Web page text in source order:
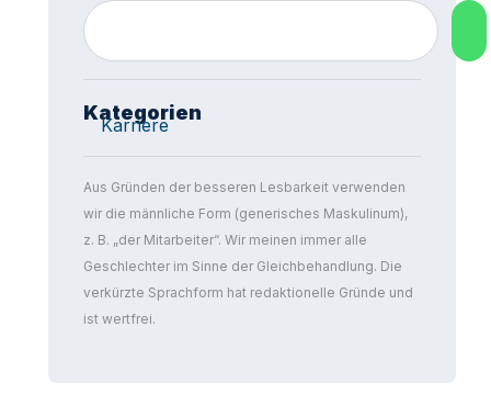
Kategorien
Karriere
Aus Gründen der besseren Lesbarkeit verwenden
wir die männliche Form (generisches Maskulinum),
z. B. „der Mitarbeiter“. Wir meinen immer alle
Geschlechter im Sinne der Gleichbehandlung. Die
verkürzte Sprachform hat redaktionelle Gründe und
ist wertfrei.